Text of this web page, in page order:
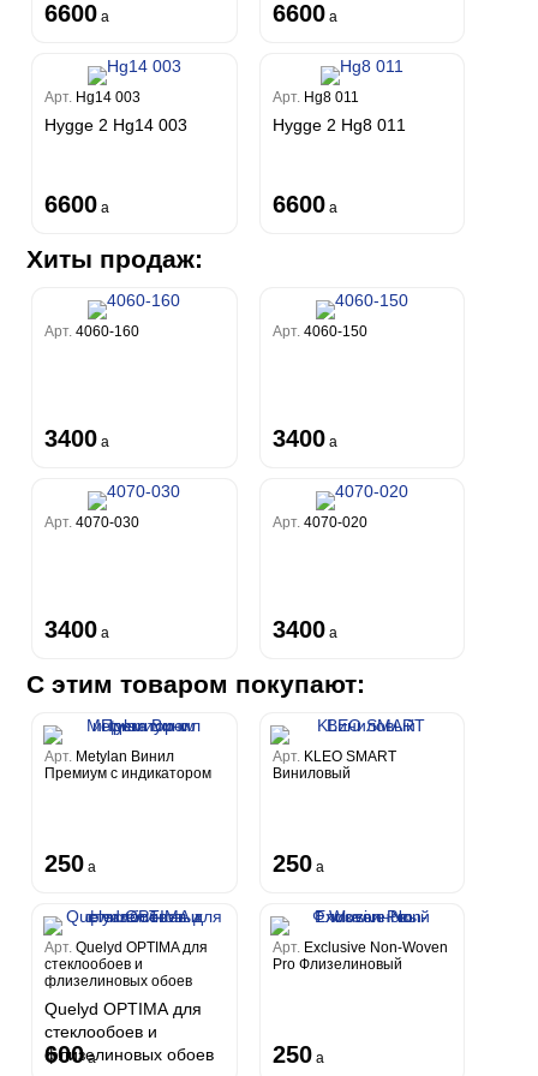
6600 a 6600 a
Арт. Hg14 003
Hygge 2 Hg14 003
6600 a
Арт. Hg8 011
Hygge 2 Hg8 011
6600 a
Хиты продаж:
Арт.4060-160
3400 a
Арт. 4060-150
3400 a
Арт.4070-030
3400 a
Арт. 4070-020
3400 a
С этим товаром покупают:
Арт. Metylan Винил
Премиум с индикатором
250 a
Арт. KLEO SMART
Виниловый
250 a
Арт.Quelyd OPTIMA для
стеклообоев и
флизелиновых обоев
Quelyd OPTIMA для
стеклообоев и
флизелиновых обоев
600 a
Арт. Exclusive Non-Woven
Pro Флизелиновый
250 a